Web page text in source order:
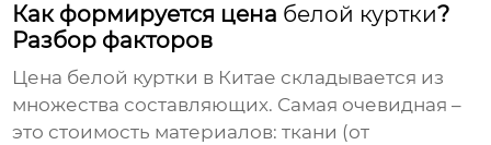
Как формируется цена белой куртки?
Разбор факторов
Цена белой куртки в Китае складывается из
множества составляющих. Самая очевидная –
это стоимость материалов: ткани (от